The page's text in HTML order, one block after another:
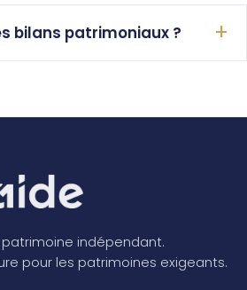
bilans patrimoniaux ?
indépendant.
pour les patrimoines exigeants.